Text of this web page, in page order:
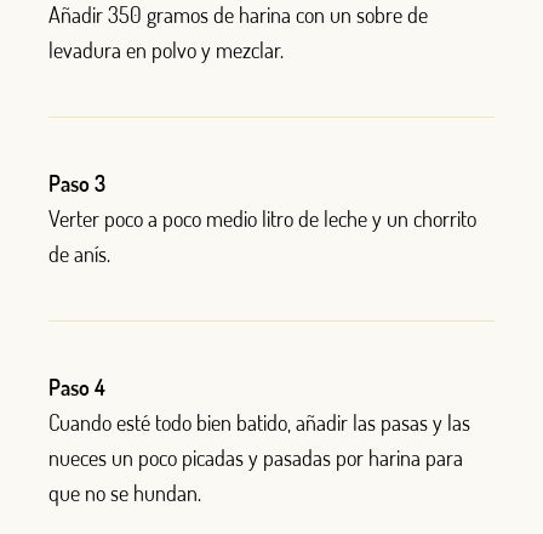
Añadir 350 gramos de harina con un sobre de
levadura en polvo y mezclar.
Paso 3
Verter poco a poco medio litro de leche y un chorrito
de anís.
Paso 4
Cuando esté todo bien batido, añadir las pasas y las
nueces un poco picadas y pasadas por harina para
que no se hundan.